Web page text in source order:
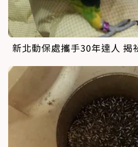
新北動保處攜手30年達人 揭